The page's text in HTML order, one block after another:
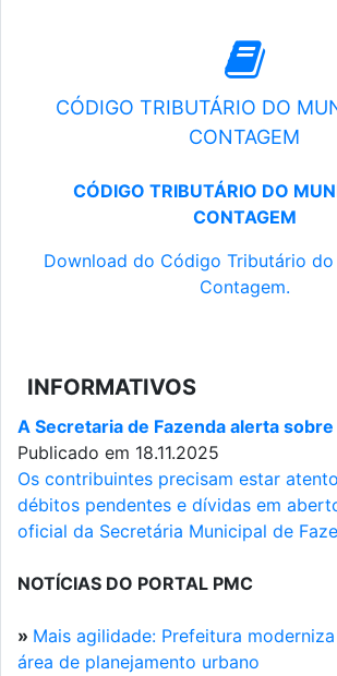
CÓDIGO TRIBUTÁRIO DO
CONTAGEM
CÓDIGO TRIBUTÁRIO DO
CONTAGEM
Download do Código Tributário
Contagem.
INFORMATIVOS
A Secretaria de Fazenda alerta sobre
Publicado em 18.11.2025
Os contribuintes precisam estar
débitos pendentes e dívidas em
oficial da Secretária Municipal de
NOTÍCIAS DO PORTAL PMC
» Mais agilidade: Prefeitura
área de planejamento urbano